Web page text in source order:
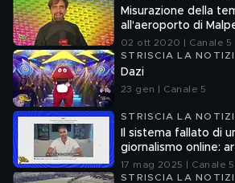
Misurazione della
all'aeroporto di
02 ott 2020 | Canale 5
STRISCIA LA
Dazi
23 gen | Canale 5
STRISCIA LA
Il sistema fallato di
giornalismo online:
senza la verifica
17 mag 2025 | Canale 5
STRISCIA LA